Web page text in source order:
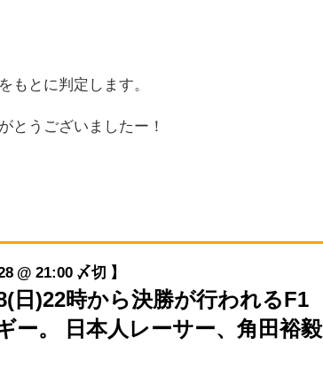
もとに判定します。
とうございましたー！
21:00 〆切 】
日)22時から決勝が行われるF1
ー。 日本人レーサー、角田裕毅